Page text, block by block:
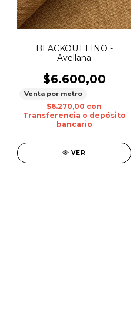
BLACKOUT LINO -
Avellana
$6.600,00
Venta por metro
$6.270,00 con
Transferencia o depósito
bancario
VER